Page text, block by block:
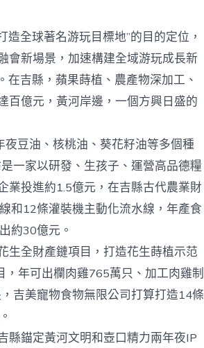
全球著名游玩目標地”的目的定位，
會新場景，加速構建全域游玩成長新
吉縣，蘋果蒔植、農產物深加工、
百億元，黃河岸邊，一個方興日盛的
豆油、核桃油、葵花籽油等多個種
一家以研發、生孩子、運營高品德糧
業投進約1.5億元，在吉縣古代農業財
和12條灌裝機主動化流水線，年產食
約30億元。
全財產鏈項目，打造花生蒔植示范
年可出欄肉雞765萬只、加工肉雞制
吉美寵物食物無限公司打算打造14條
錨定黃河文明和壺口精力兩年夜IP